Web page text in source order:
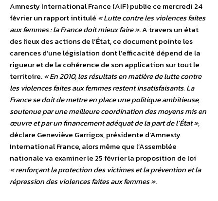
Amnesty International France (AIF) publie ce mercredi 24
février un rapport intitulé « Lutte contre les violences faites
aux femmes : la France doit mieux faire ». A travers un état
des lieux des actions de l’État, ce document pointe les
carences d’une législation dont l’efficacité dépend de la
rigueur et de la cohérence de son application sur tout le
territoire.« En 2010, les résultats en matière de lutte contre
les violences faites aux femmes restent insatisfaisants. La
France se doit de mettre en place une politique ambitieuse,
soutenue par une meilleure coordination des moyens mis en
œuvre et par un financement adéquat de la part de l’État »,
déclare Geneviève Garrigos, présidente d’Amnesty
International France, alors même que l’Assemblée
nationale va examiner le 25 février la proposition de loi
« renforçant la protection des victimes et la prévention et la
répression des violences faites aux femmes ».